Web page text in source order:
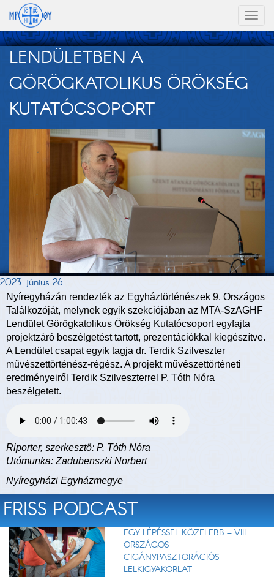
LENDÜLETBEN A
GÖRÖGKATOLIKUS ÖRÖKSÉG
KUTATÓCSOPORT
2023. június 26.
Nyíregyházán rendezték az Egyháztörténészek 9. Országos
Találkozóját, melynek egyik szekciójában az MTA-SzAGHF
Lendület Görögkatolikus Örökség Kutatócsoport egyfajta
projektzáró beszélgetést tartott, prezentációkkal kiegészítve.
A Lendület csapat egyik tagja dr. Terdik Szilveszter
művészettörténész-régész. A projekt művészettörténeti
eredményeiről Terdik Szilveszterrel P. Tóth Nóra
beszélgetett.
Riporter, szerkesztő: P. Tóth Nóra
Utómunka: Zadubenszki Norbert
Nyíregyházi Egyházmegye
FRISS PODCAST
EGY LÉPÉSSEL KÖZELEBB – VIII.
ORSZÁGOS
CIGÁNYPASZTORÁCIÓS
LELKIGYAKORLAT